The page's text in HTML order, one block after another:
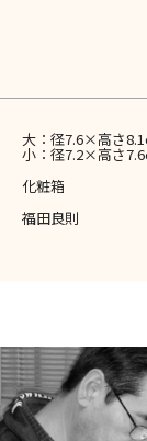
大：径7.6×高さ
小：径7.2×高さ
化粧箱
福田良則